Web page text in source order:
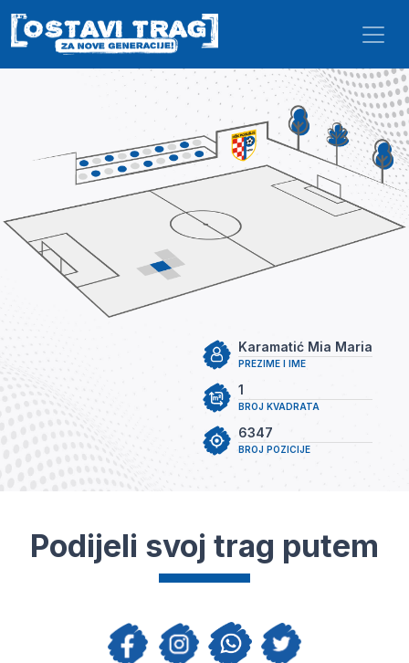
Skip to main content
PREZIME I IME
Karamatić Mia Maria
BROJ KVADRATA
1
BROJ POZICIJE
6347
Podijeli svoj trag putem